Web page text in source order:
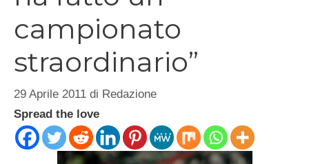
campionato
straordinario”
29 Aprile 2011 di Redazione
Spread the love